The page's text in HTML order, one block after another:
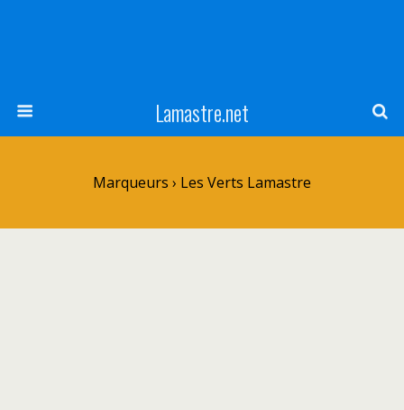
Lamastre.net
Marqueurs › Les Verts Lamastre